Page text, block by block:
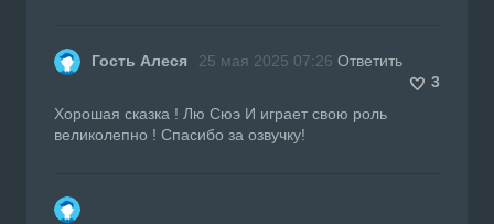
Гость Алеся 25 мая 2025 07:26 Ответить
3
Хорошая сказка ! Лю Сюэ И играет свою роль
великолепно ! Спасибо за озвучку!